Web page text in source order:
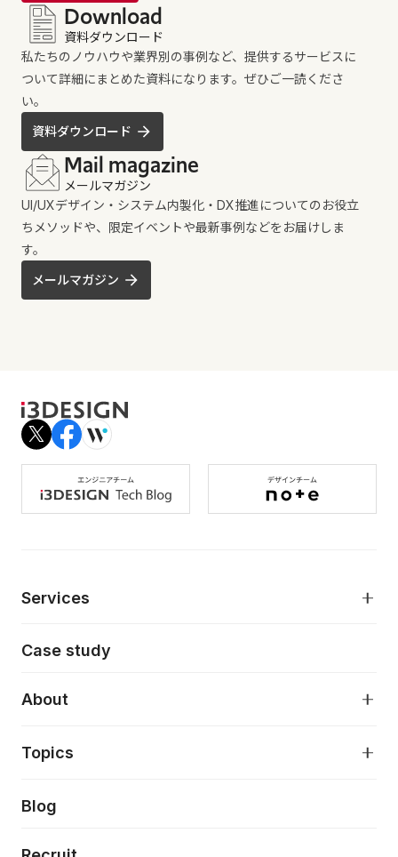
Download
資料ダウンロード
私たちのノウハウや業界別の事例など、提供するサービスに
ついて詳細にまとめた資料になります。ぜひご一読くださ
い。
資料ダウンロード
Mail magazine
メールマガジン
UI/UXデザイン・システム内製化・DX推進についてのお役立
ちメソッドや、限定イベントや最新事例などをお届けしま
す。
メールマガジン
Services
AI駆動開発支援
モダナイゼーション
デジタルプロダクトデザイン
デザインシステム構築支援
Case study
About
About
当社が目指しているもの
Topics
Press release
News
Blog